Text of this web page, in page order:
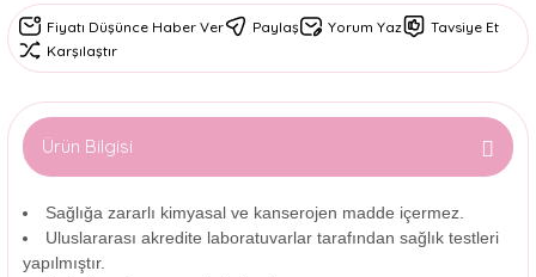
Fiyatı Düşünce Haber Ver Paylaş Yorum Yaz
Tavsiye Et
Karşılaştır
Ürün Bilgisi
Sağlığa zararlı kimyasal ve kanserojen madde içermez.
Uluslararası akredite laboratuvarlar tarafından sağlık testleri
yapılmıştır.